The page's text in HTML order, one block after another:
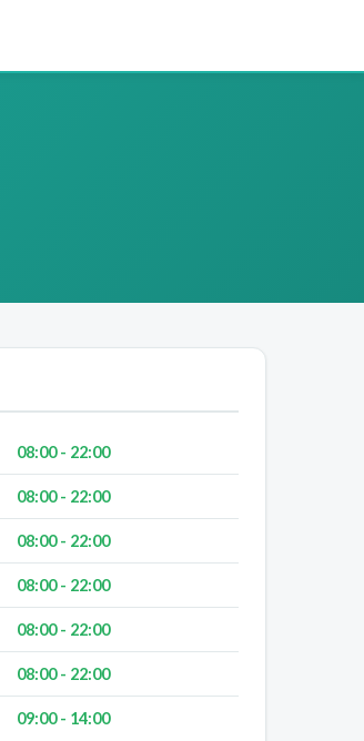
08:00 - 22:00
08:00 - 22:00
08:00 - 22:00
08:00 - 22:00
08:00 - 22:00
08:00 - 22:00
09:00 - 14:00